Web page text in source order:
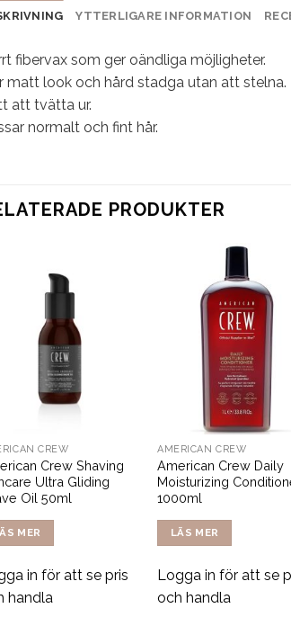
YTTERLIGARE INFORMATION
fibervax som ger oändliga möjligheter.
matt look och hård stadga utan att stelna.
att tvätta ur.
normalt och fint hår.
PRODUKTER
CREW
Crew Shaving
Ultra Gliding
Oil 50ml
MER
in för att se pris
handla
AMERICAN CREW
American Crew Daily
Moisturizing
1000ml
LÄS MER
Logga in för att se
och handla